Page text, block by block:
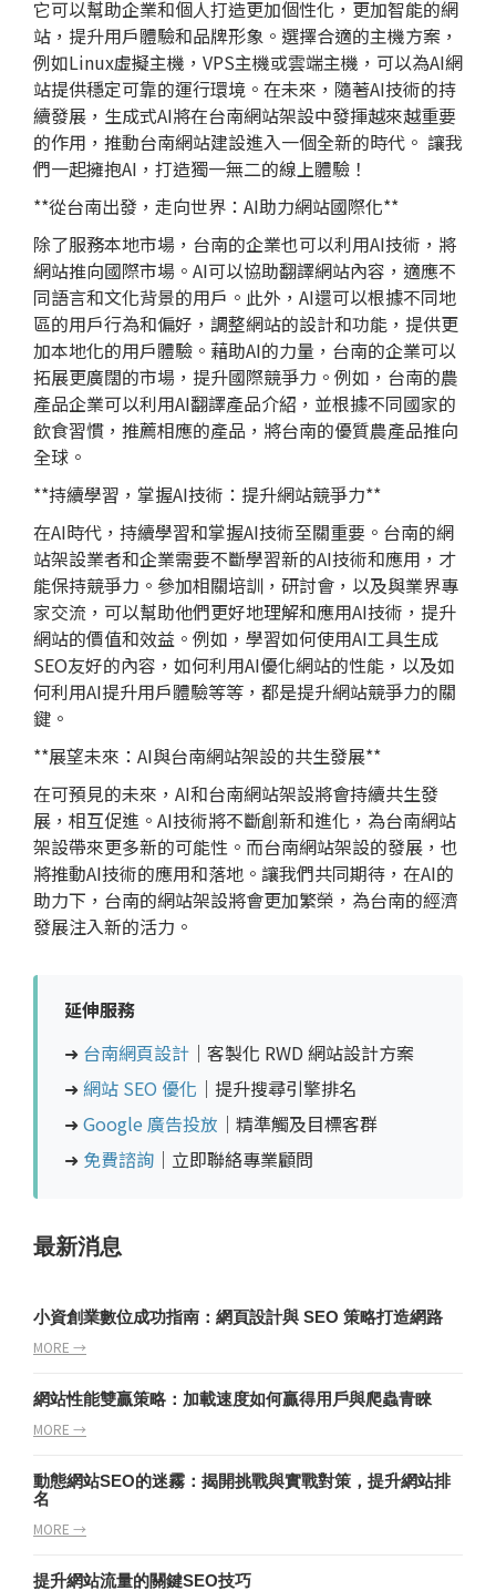
它可以幫助企業和個人打造更加個性化，更加智能的網
站，提升用戶體驗和品牌形象。選擇合適的主機方案，
例如Linux虛擬主機，VPS主機或雲端主機，可以為AI網
站提供穩定可靠的運行環境。在未來，隨著AI技術的持
續發展，生成式AI將在台南網站架設中發揮越來越重要
的作用，推動台南網站建設進入一個全新的時代。 讓我
們一起擁抱AI，打造獨一無二的線上體驗！
**從台南出發，走向世界：AI助力網站國際化**
除了服務本地市場，台南的企業也可以利用AI技術，將
網站推向國際市場。AI可以協助翻譯網站內容，適應不
同語言和文化背景的用戶。此外，AI還可以根據不同地
區的用戶行為和偏好，調整網站的設計和功能，提供更
加本地化的用戶體驗。藉助AI的力量，台南的企業可以
拓展更廣闊的市場，提升國際競爭力。例如，台南的農
產品企業可以利用AI翻譯產品介紹，並根據不同國家的
飲食習慣，推薦相應的產品，將台南的優質農產品推向
全球。
**持續學習，掌握AI技術：提升網站競爭力**
在AI時代，持續學習和掌握AI技術至關重要。台南的網
站架設業者和企業需要不斷學習新的AI技術和應用，才
能保持競爭力。參加相關培訓，研討會，以及與業界專
家交流，可以幫助他們更好地理解和應用AI技術，提升
網站的價值和效益。例如，學習如何使用AI工具生成
SEO友好的內容，如何利用AI優化網站的性能，以及如
何利用AI提升用戶體驗等等，都是提升網站競爭力的關
鍵。
**展望未來：AI與台南網站架設的共生發展**
在可預見的未來，AI和台南網站架設將會持續共生發
展，相互促進。AI技術將不斷創新和進化，為台南網站
架設帶來更多新的可能性。而台南網站架設的發展，也
將推動AI技術的應用和落地。讓我們共同期待，在AI的
助力下，台南的網站架設將會更加繁榮，為台南的經濟
發展注入新的活力。
延伸服務
➜ 台南網頁設計 ｜客製化 RWD 網站設計方案
➜ 網站 SEO 優化 ｜提升搜尋引擎排名
➜ Google 廣告投放 ｜精準觸及目標客群
➜ 免費諮詢 ｜立即聯絡專業顧問
最新消息
小資創業數位成功指南：網頁設計與 SEO 策略打造網路
MORE →
網站性能雙贏策略：加載速度如何贏得用戶與爬蟲青睞
MORE →
動態網站SEO的迷霧：揭開挑戰與實戰對策，提升網站排
名
MORE →
提升網站流量的關鍵SEO技巧